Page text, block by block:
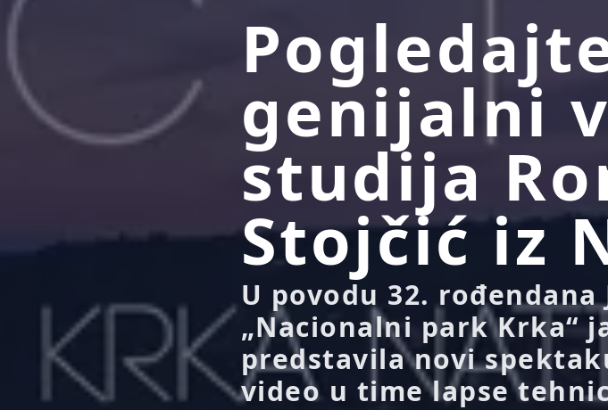
genijalni
studija
Stojčić iz
U povodu 32. rođendana
„Nacionalni park Krka“
predstavila novi
video u time lapse